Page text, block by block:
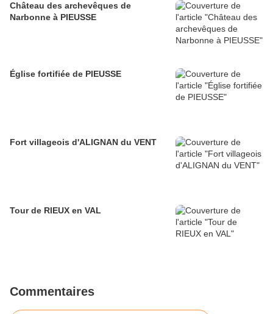
Château des archevêques de
Narbonne à PIEUSSE
Église fortifiée de PIEUSSE
Fort villageois d'ALIGNAN du VENT
Tour de RIEUX en VAL
Commentaires